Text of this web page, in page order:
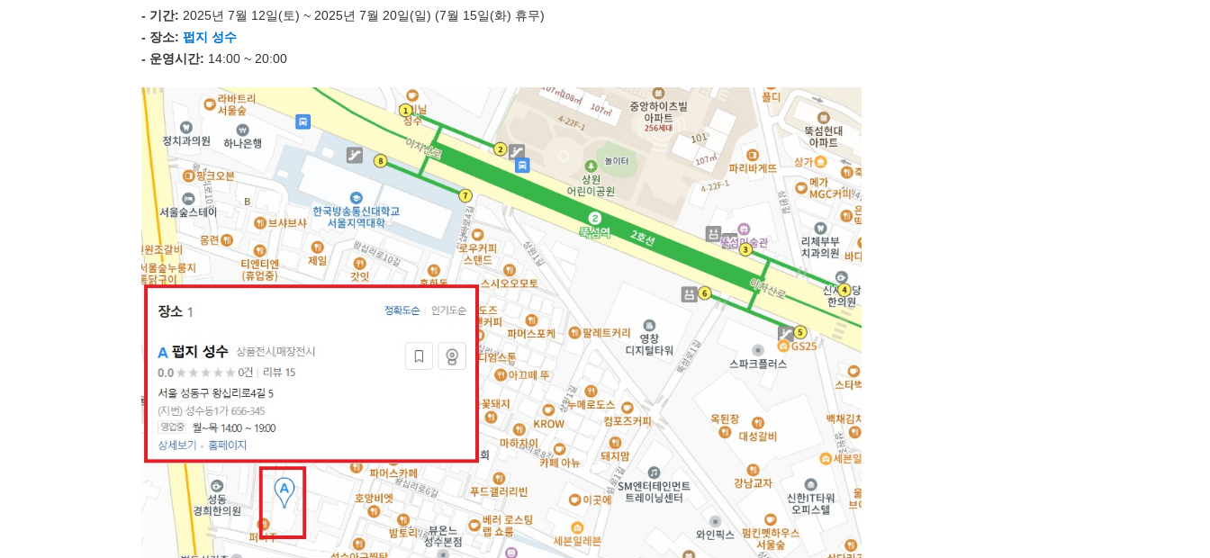
- 기간: 2025년 7월 12일(토) ~ 2025년 7월 20일(일) (7월 15일(화) 휴무)
- 장소: 펍지 성수
- 운영시간: 14:00 ~ 20:00